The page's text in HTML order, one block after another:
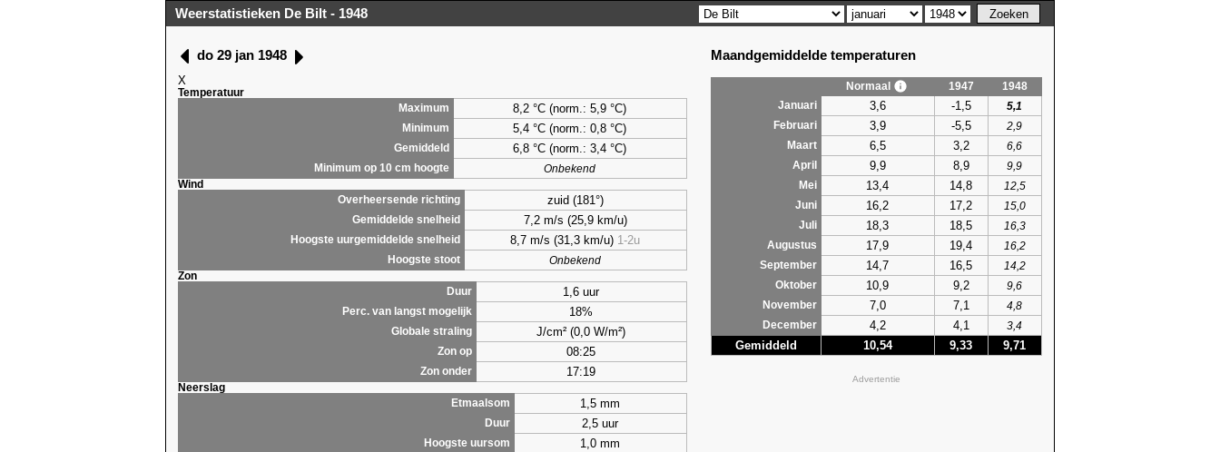
Weerstatistieken De Bilt - 1948
do 29 jan 1948
X
Temperatuur
Maximum
8,2 °C (norm.: 5,9 °C)
Minimum 5,4 °C (norm.: 0,8 °C)
Gemiddeld 6,8 °C (norm.: 3,4 °C)
Minimum op 10 cm hoogte
Onbekend
Wind
Overheersende richting
zuid (181°)
Gemiddelde snelheid 7,2 m/s (25,9 km/u)
Hoogste uurgemiddelde snelheid 8,7 m/s (31,3 km/u) 1-2u
Hoogste stoot
Onbekend
Zon
Duur
1,6 uur
Perc. van langst mogelijk 18%
Globale straling J/cm² (0,0 W/m²)
Zon op 08:25
Zon onder 17:19
Neerslag
Etmaalsom
1,5 mm
Duur 2,5 uur
Hoogste uursom 1,0 mm
Maandgemiddelde temperaturen
Normaal 1947
1948
Januari
3,6 -1,5
5,1
Februari
3,9 -5,5
2,9
Maart
6,5 3,2
6,6
April
9,9 8,9
9,9
Mei
13,4 14,8
12,5
Juni
16,2 17,2
15,0
Juli
18,3 18,5
16,3
Augustus
17,9 19,4
16,2
September
14,7 16,5
14,2
Oktober
10,9 9,2
9,6
November
7,0 7,1
4,8
December
4,2 4,1 3,4
Gemiddeld 10,54 9,33 9,71
Advertentie